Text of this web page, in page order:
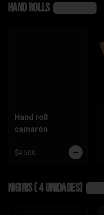
Hand rolls
Hand roll
camarón
$4.500
Nigiris ( 4 unidades)